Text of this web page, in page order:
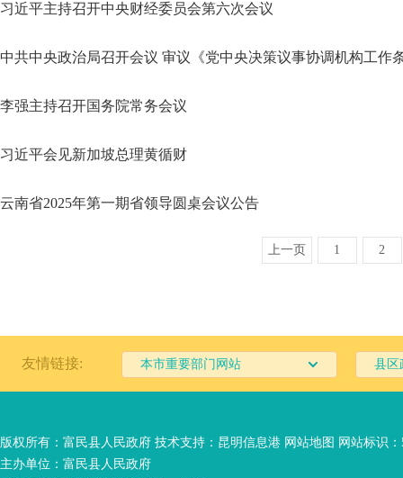
习近平主持召开中央财经委员会第六次会议
中共中央政治局召开会议 审议《党中央决策议事协调机构工作
李强主持召开国务院常务会议
习近平会见新加坡总理黄循财
云南省2025年第一期省领导圆桌会议公告
上一页 1 2
友情链接: 本市重要部门网站 县区
版权所有：富民县人民政府 技术支持： 昆明信息港 网站地图 网站标识：
主办单位：富民县人民政府